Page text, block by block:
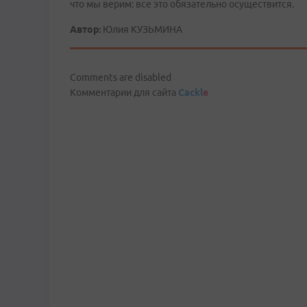
что мы верим: все это обязательно осуществится.
Автор: Юлия КУЗЬМИНА
Comments are disabled
Комментарии для сайта Cackle